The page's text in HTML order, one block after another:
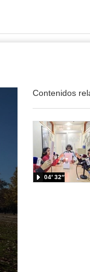
Contenidos
04′ 32″